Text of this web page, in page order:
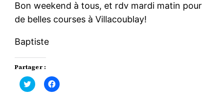
Bon weekend à tous, et rdv mardi matin pour
de belles courses à Villacoublay!
Baptiste
Partager :
Cliquez
pour
Cliquez
pour